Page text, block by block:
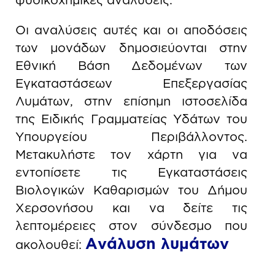
Οι αναλύσεις αυτές και οι αποδόσεις
των μονάδων δημοσιεύονται στην
Εθνική Βάση Δεδομένων των
Εγκαταστάσεων Επεξεργασίας
Λυμάτων, στην επίσημη ιστοσελίδα
της Ειδικής Γραμματείας Υδάτων του
Υπουργείου Περιβάλλοντος.
Μετακυλήστε τον χάρτη για να
εντοπίσετε τις Εγκαταστάσεις
Βιολογικών Καθαρισμών του Δήμου
Χερσονήσου και να δείτε τις
λεπτομέρειες στον σύνδεσμο που
ακολουθεί: Ανάλυση λυμάτων